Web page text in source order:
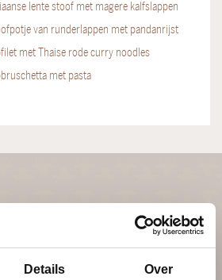
Details Over
lente stoof met magere kalfslappen
van runderlappen met pandanrijst
met Thaise rode curry noodles
met pasta
JOUW FEEST
een offerte op maat